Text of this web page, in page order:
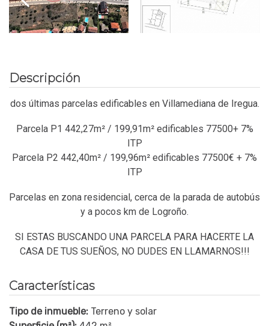
Descripción
dos últimas parcelas edificables en Villamediana de Iregua.
Parcela P1 442,27m² / 199,91m² edificables 77500+ 7%
ITP
Parcela P2 442,40m² / 199,96m² edificables 77500€ + 7%
ITP
Parcelas en zona residencial, cerca de la parada de autobús
y a pocos km de Logroño.
SI ESTAS BUSCANDO UNA PARCELA PARA HACERTE LA
CASA DE TUS SUEÑOS, NO DUDES EN LLAMARNOS!!!
Características
Tipo de inmueble: Terreno y solar